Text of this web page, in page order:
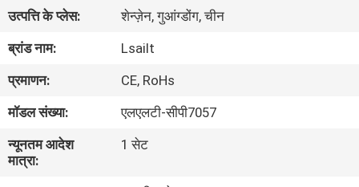
वीडियो
बारे
में
कारखाना
उत्पत्ति के प्लेस:
शेन्ज़ेन, गुआंग्डोंग, चीन
ब्रांड नाम:
Lsailt
प्रमाणन:
CE, RoHs
मॉडल संख्या:
एलएलटी-सीपी7057
न्यूनतम आदेश
मात्रा:
1 सेट